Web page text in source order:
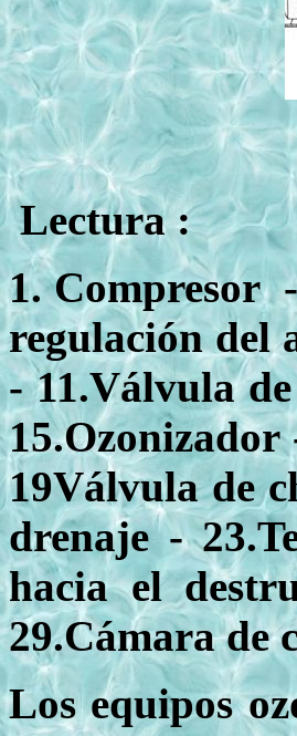
Lectura :
1. Compresor
regulación del
- 11.Válvula
19Válvula de
drenaje -
hacia el
29.Cámara de
Los equipos